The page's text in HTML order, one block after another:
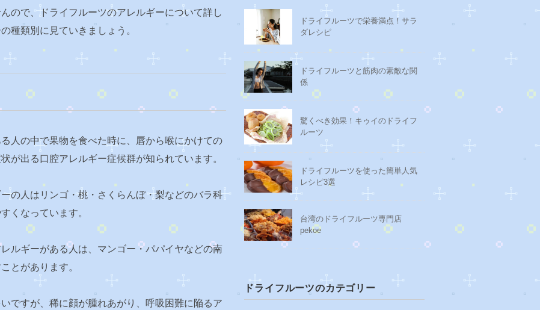
ので、ドライフルーツのアレルギーについて詳し
種類別に見ていきましょう。
人の中で果物を食べた時に、唇から喉にかけての
が出る口腔アレルギー症候群が知られています。
の人はリンゴ・桃・さくらんぼ・梨などのバラ科
くなっています。
ルギーがある人は、マンゴー・パパイヤなどの南
とがあります。
ですが、稀に顔が腫れあがり、呼吸困難に陥るア
ドライフルーツで栄養満点！サラ
ダレシピ
ドライフルーツと筋肉の素敵な関
係
驚くべき効果！キゥイのドライフ
ルーツ
ドライフルーツを使った簡単人気
レシピ3選
台湾のドライフルーツ専門店
pekoe
ドライフルーツのカテゴリー